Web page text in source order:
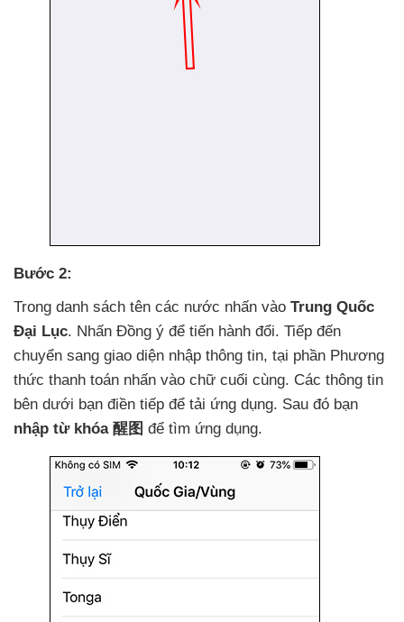
Bước 2:
Trong danh sách tên các nước nhấn vào Trung Quốc
Đại Lục. Nhấn Đồng ý để tiến hành đổi. Tiếp đến
chuyển sang giao diện nhập thông tin, tại phần Phương
thức thanh toán nhấn vào chữ cuối cùng. Các thông tin
bên dưới bạn điền tiếp để tải ứng dụng. Sau đó bạn
nhập từ khóa 醒图 để tìm ứng dụng.